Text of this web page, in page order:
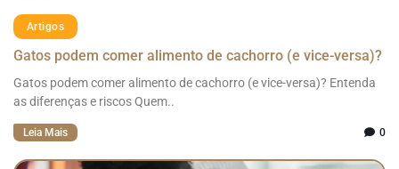
Artigos
Gatos podem comer alimento de cachorro (e vice-versa)?
Gatos podem comer alimento de cachorro (e vice-versa)? Entenda
as diferenças e riscos Quem..
Leia Mais 0